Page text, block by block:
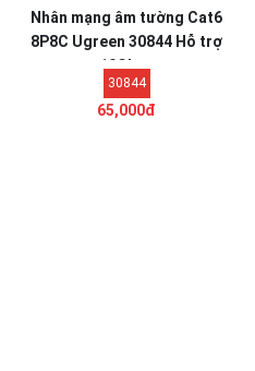
Nhân mạng âm tường Cat6
8P8C Ugreen 30844 Hỗ trợ
10Gbps
30844
65,000đ